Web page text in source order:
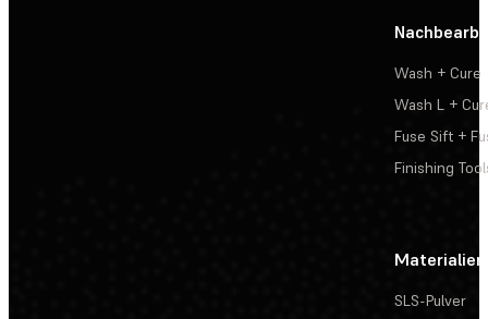
Wash + Cure
Wash L +
Fuse Sift +
Finishing
Materialien
SLS-Pulver